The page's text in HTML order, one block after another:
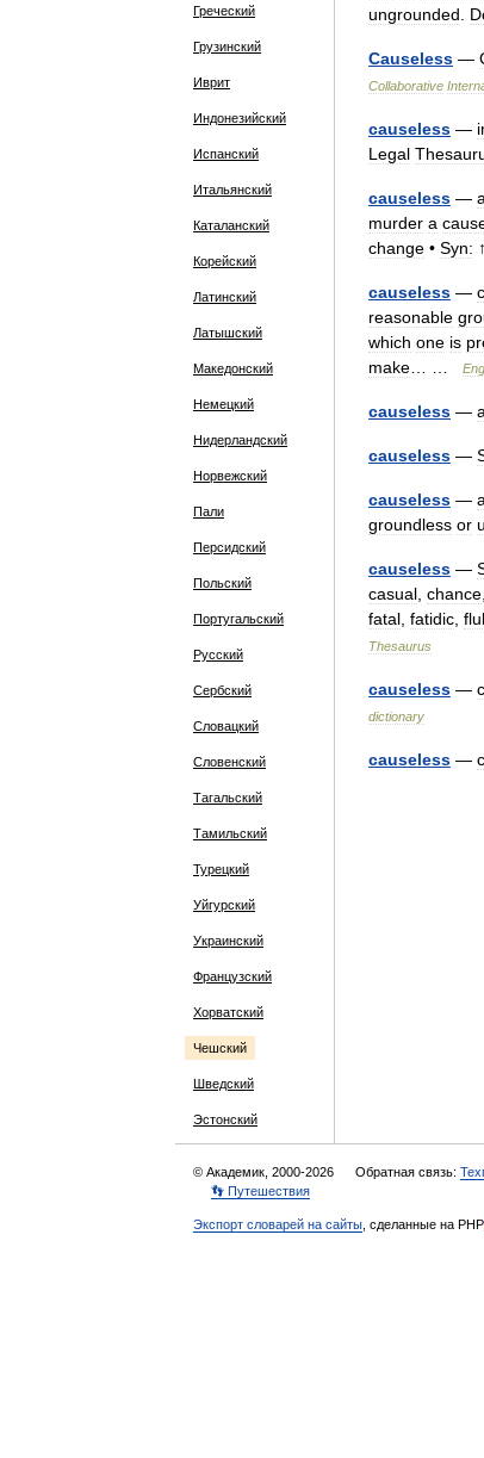
Греческий
Грузинский
Иврит
Индонезийский
Испанский
Итальянский
Каталанский
Корейский
Латинский
Латышский
Македонский
Немецкий
Нидерландский
Норвежский
Пали
Персидский
Польский
Португальский
Русский
Сербский
Словацкий
Словенский
Тагальский
Тамильский
Турецкий
Уйгурский
Украинский
Французский
Хорватский
Чешский
Шведский
Эстонский
ungrounded
Causeless —
Collaborative
causeless —
Legal
causeless —
murder a
change • Syn: ↑
causeless —
reasonable
which one is
make
causeless —
causeless —
causeless —
groundless or
causeless —
casual chance
fatal fatidic
Thesaurus
causeless —
dictionary
causeless —
© Академик, 2000-2026 Обратная связь:
👣 Путешествия
Экспорт словарей на сайты , сделанные на PHP,